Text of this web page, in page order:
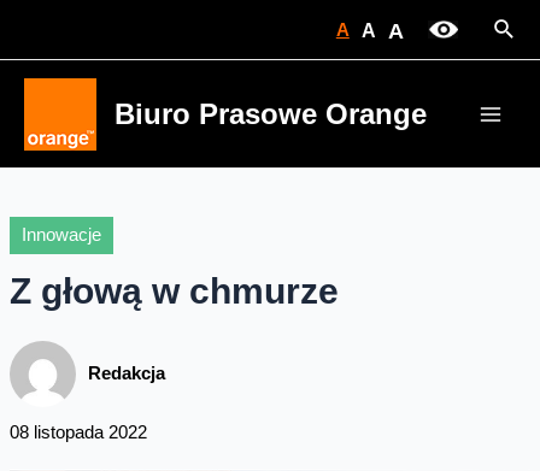
A A A
Biuro Prasowe Orange
Innowacje
Z głową w chmurze
Redakcja
08 listopada 2022